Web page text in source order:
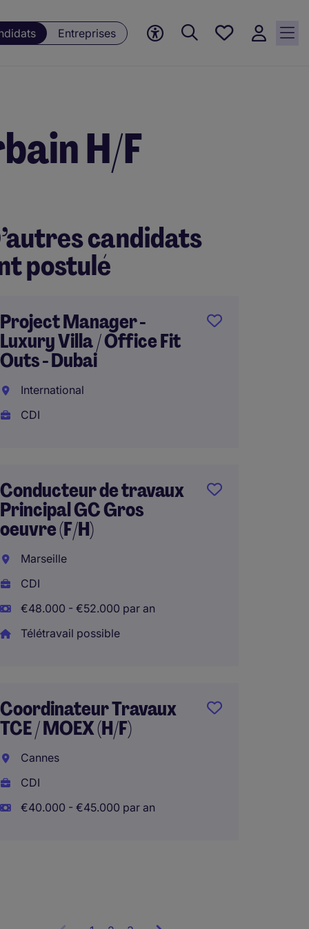
Entreprises
Mes offres, 0
H/F
candidats
postulé
Project Manager -
Luxury Villa / Office Fit
Outs - Dubai
International
CDI
Conducteur de travaux
Principal GC Gros
oeuvre (F/H)
Marseille
CDI
€48.000 - €52.000 par an
Télétravail possible
Coordinateur Travaux
TCE / MOEX (H/F)
Cannes
CDI
€40.000 - €45.000 par an